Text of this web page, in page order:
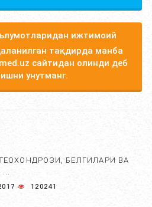
ижтимоий
тақдирда манба
сайтидан олинди деб
унутманг.
БЕЛГИЛАРИ ВА
120241